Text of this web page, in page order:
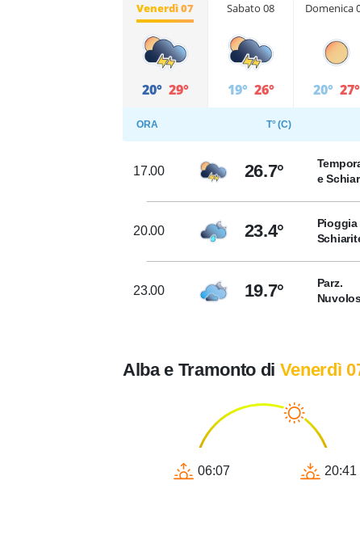
Venerdì 07
20° 29°
Sabato 08
19° 26°
Domenica
20° 27°
ORA T° (C)
17.00 26.7°
e
20.00 23.4°
Pioggia
23.00 19.7°
Parz.
Alba e Tramonto di Venerdì
06:07 20:41